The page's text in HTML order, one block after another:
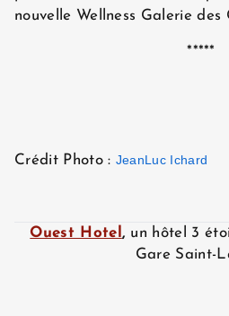
nouvelle Wellness Galerie
*****
Crédit Photo : JeanLuc Ichard
Ouest Hotel , un hôtel 3
Gare Saint-